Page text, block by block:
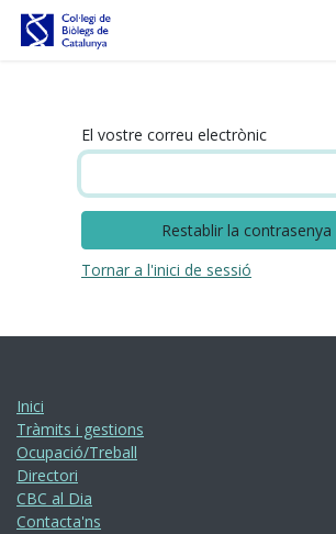
Skip to Content
El vostre correu electrònic
Restablir la contrasenya
Tornar a l'inici de sessió
Inici
Tràmits i gestions
Ocupació/Treball
Directori
CBC al Dia
Contacta'ns